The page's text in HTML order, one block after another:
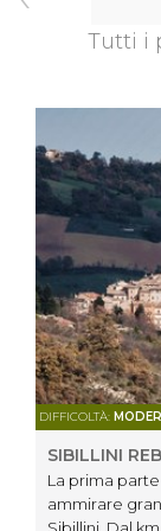
Tutti i
DIFFICOLTÀ:
SIBILLINI
La prima
ammirare